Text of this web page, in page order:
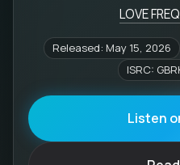
LOVE
Released: May 15, 2026
ISRC:
Listen